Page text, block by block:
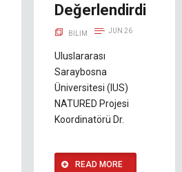
Değerlendirdi
BILIM JUN 26
Uluslararası
Saraybosna
Üniversitesi (IUS)
NATURED Projesi
Koordinatörü Dr.
READ MORE